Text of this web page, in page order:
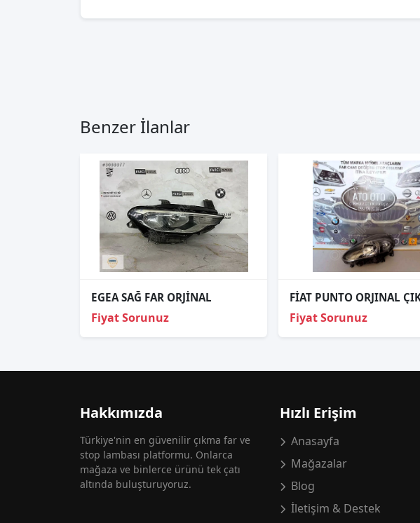
Benzer İlanlar
EGEA SAĞ FAR ORJİNAL
Fiyat Sorunuz Fiyat Sorunuz
Hakkımızda
Türkiye'nin en güvenilir çıkma far ve
stop lambası platformu. Onlarca
mağaza ve binlerce ürünü tek çatı
altında buluşturuyoruz.
Hızlı Erişim
Anasayfa
Mağazalar
Blog
İletişim & Destek